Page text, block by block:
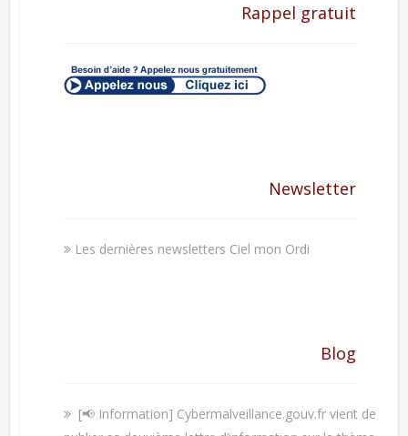
Rappel gratuit
Newsletter
Les dernières newsletters Ciel mon Ordi
Blog
[📢 Information] Cybermalveillance.gouv.fr vient de